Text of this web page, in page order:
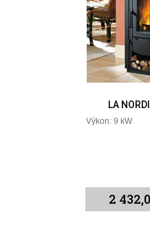
LA
Výkon: 9 kW
2